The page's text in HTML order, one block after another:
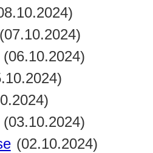
(07.10.2024)
(06.10.2024)
(03.10.2024)
(02.10.2024)